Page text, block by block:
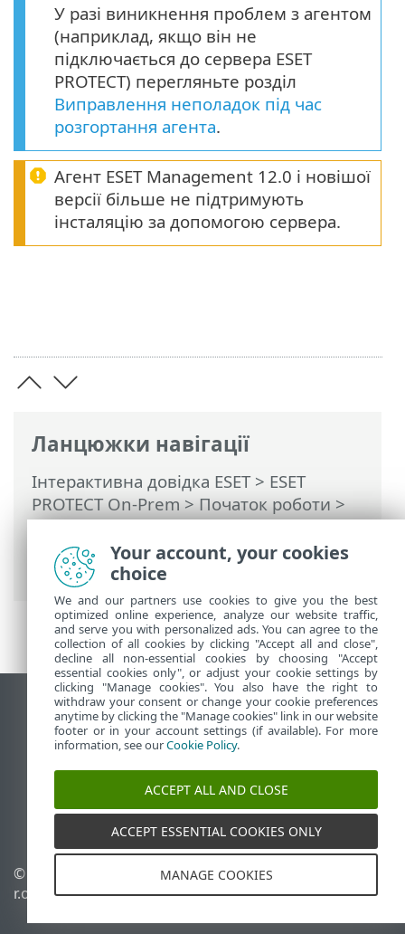
Ланцюжки навігації
Інтерактивна довідка ESET> ESET
PROTECT On-Prem>Початок роботи>
ESET Management Pозгорнути агент>
Локальне розгортання> Завантажте
агент із веб-сайту ESET.
У разі виникнення проблем з агентом
(наприклад, якщо він не
підключається до сервера ESET
PROTECT) перегляньте розділ
Виправлення неполадок під час
розгортання агента.
Агент ESET Management 12.0 і новішої
версії більше не підтримують
інсталяцію за допомогою сервера.
Переглянути повну версію
End of Life
База знань ESET
Форум ESET
ESET Status Portal
Регіональна підтримка
© 1992 - 2026 ESET, spol. s
r.o. - Усі права захищено.
Керувати файлами cookie
Політика щодо файлів
Your account, your cookies
choice
We and our partners use cookies to give you the best
optimized online experience, analyze our website traffic,
and serve you with personalized ads. You can agree to the
collection of all cookies by clicking "Accept all and close",
decline all non-essential cookies by choosing "Accept
essential cookies only", or adjust your cookie settings by
clicking "Manage cookies". You also have the right to
withdraw your consent or change your cookie preferences
anytime by clicking the "Manage cookies" link in our website
footer or in your account settings (if available). For more
information, see ourCookie Policy.
ACCEPT ALL AND CLOSE
ACCEPT ESSENTIAL COOKIES ONLY
MANAGE COOKIES